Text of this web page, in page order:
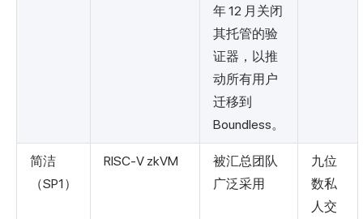
年 12 月关闭
其托管的验
证器，以推
动所有用户
迁移到
Boundless。
简洁
（SP1）
RISC-V zkVM
被汇总团队
广泛采用
九位
数私
人交